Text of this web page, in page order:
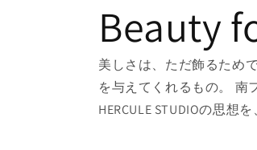
Beauty
美しさは、ただ飾るため
を与えてくれるもの。 南
HERCULE STUDIOの思想